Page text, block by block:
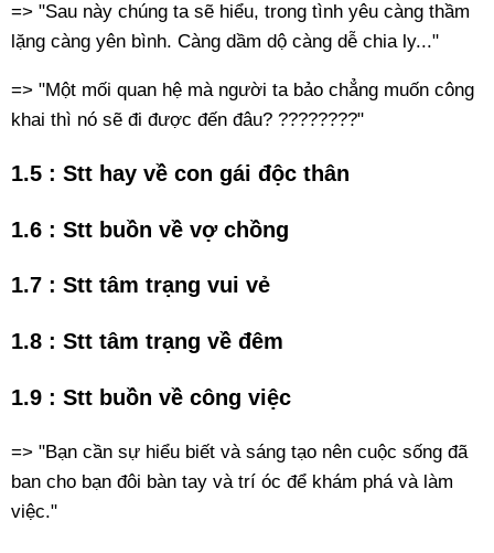
=> "Sau này chúng ta sẽ hiểu, trong tình yêu càng thầm
lặng càng yên bình. Càng dầm dộ càng dễ chia ly..."
=> "Một mối quan hệ mà người ta bảo chẳng muốn công
khai thì nó sẽ đi được đến đâu? ????????"
1.5 : Stt hay về con gái độc thân
1.6 : Stt buồn về vợ chồng
1.7 : Stt tâm trạng vui vẻ
1.8 : Stt tâm trạng về đêm
1.9 : Stt buồn về công việc
=> "Bạn cần sự hiểu biết và sáng tạo nên cuộc sống đã
ban cho bạn đôi bàn tay và trí óc để khám phá và làm
việc."